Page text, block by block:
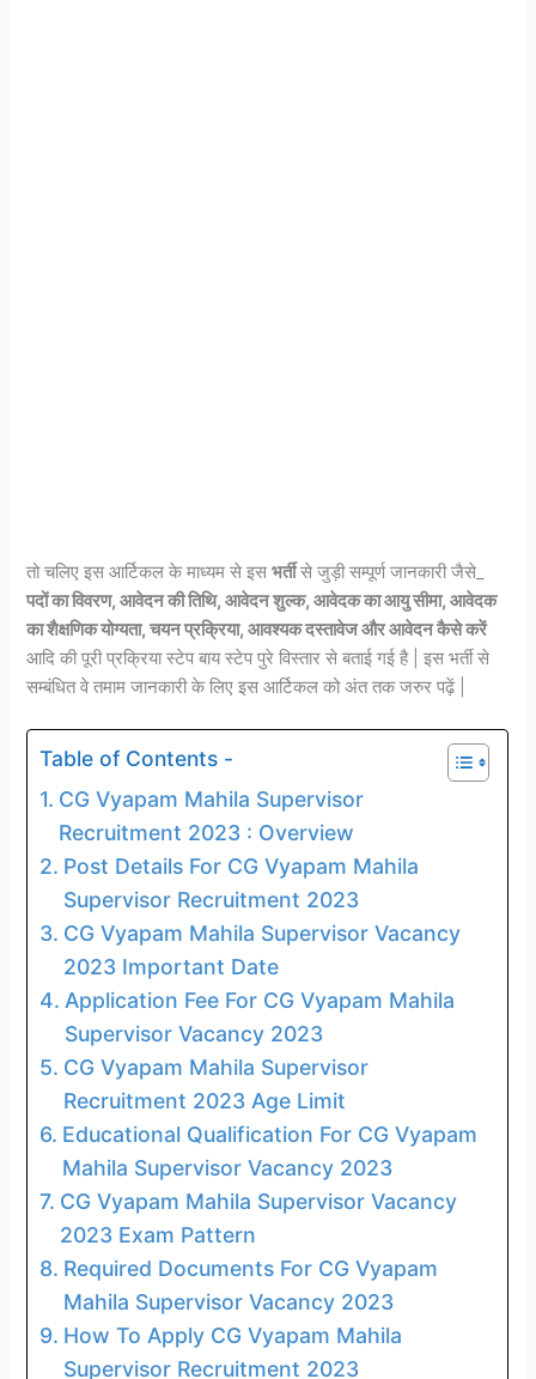
तो चलिए इस आर्टिकल के माध्यम से इसभर्तीसे जुड़ी सम्पूर्ण जानकारी जैसे_
पदों का विवरण, आवेदन की तिथि, आवेदन शुल्क, आवेदक का आयु सीमा, आवेदक
का शैक्षणिक योग्यता, चयन प्रक्रिया, आवश्यक दस्तावेज और आवेदन कैसे करें
आदि की पूरी प्रक्रिया स्टेप बाय स्टेप पुरे विस्तार से बताई गई है | इस भर्ती से
सम्बंधित वे तमाम जानकारी के लिए इस आर्टिकल को अंत तक जरुर पढ़ें |
Table of Contents -
CG Vyapam Mahila Supervisor
Recruitment 2023 : Overview
Post Details For CG Vyapam Mahila
Supervisor Recruitment 2023
CG Vyapam Mahila Supervisor Vacancy
2023 Important Date
Application Fee For CG Vyapam Mahila
Supervisor Vacancy 2023
CG Vyapam Mahila Supervisor
Recruitment 2023 Age Limit
Educational Qualification For CG Vyapam
Mahila Supervisor Vacancy 2023
CG Vyapam Mahila Supervisor Vacancy
2023 Exam Pattern
Required Documents For CG Vyapam
Mahila Supervisor Vacancy 2023
How To Apply CG Vyapam Mahila
Supervisor Recruitment 2023